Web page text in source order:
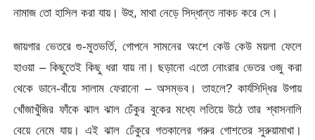
নামাজ তো হাসিল করা যায়। উহু, মাথা নেড়ে সিদ্ধান্ত নাকচ করে সে।
জায়গার ভেতরে গু-মুতভর্তি, গোপনে সামনের অংশে কেউ কেউ ময়লা ফেলে
হাওয়া – কিছুতেই কিছু ধরা যায় না। ছড়ানো এতো নোংরার ভেতর ওজু করা
থেকে ডানে-বাঁয়ে সালাম ফেরানো – অসম্ভব। তাহলে? কার্যসিদ্ধির উপায়
খোঁজাখুঁজির ফাঁকে ঝাল ঝাল ঢেঁকুর বুকের মধ্যে লতিয়ে উঠে তার শ্বাসনালি
বেয়ে নেমে যায়। এই ঝাল ঢেঁকুরে গতকালের গরুর গোশতের সুরুয়ামাখা।